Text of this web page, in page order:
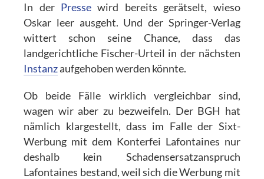
In der Presse wird bereits gerätselt, wieso
Oskar leer ausgeht. Und der Springer-Verlag
wittert schon seine Chance, dass das
landgerichtliche Fischer-Urteil in der nächsten
Instanzaufgehoben werden könnte.
Ob beide Fälle wirklich vergleichbar sind,
wagen wir aber zu bezweifeln. Der BGH hat
nämlich klargestellt, dass im Falle der Sixt-
Werbung mit dem Konterfei Lafontaines nur
deshalb kein Schadensersatzanspruch
Lafontaines bestand, weil sich die Werbung mit